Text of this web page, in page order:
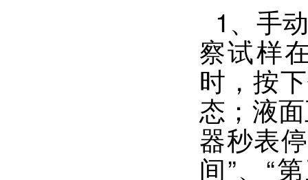
1、手
察试样
时，按
态；液
器秒表
间”、“